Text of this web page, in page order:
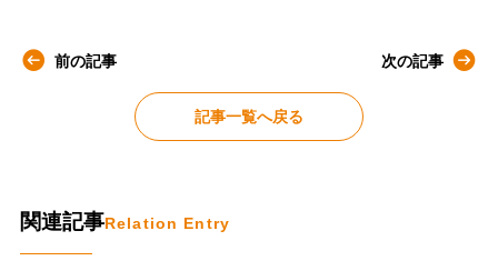
前の記事
記事一覧へ戻る
次の記事
関連記事Relation Entry